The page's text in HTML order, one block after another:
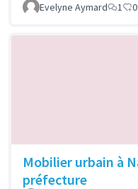
Evelyne Aymard 1 0
Mobilier urbain à
préfecture